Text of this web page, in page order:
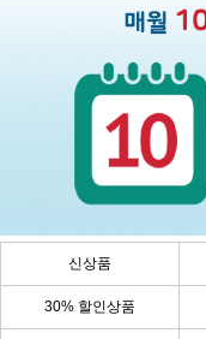
신상품
30% 할인상품